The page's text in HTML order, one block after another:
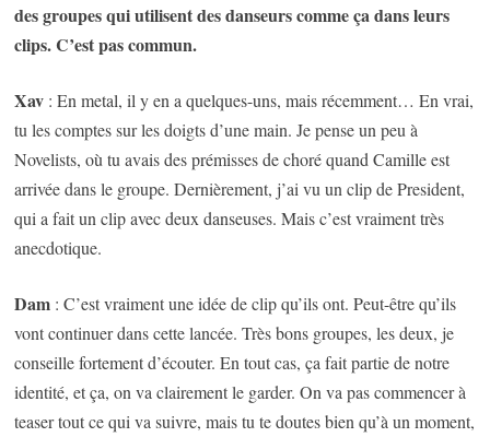
des groupes qui utilisent des danseurs comme ça dans leurs
clips. C’est pas commun.
Xav : En metal, il y en a quelques-uns, mais récemment… En vrai,
tu les comptes sur les doigts d’une main. Je pense un peu à
Novelists, où tu avais des prémisses de choré quand Camille est
arrivée dans le groupe. Dernièrement, j’ai vu un clip de President,
qui a fait un clip avec deux danseuses. Mais c’est vraiment très
anecdotique.
Dam : C’est vraiment une idée de clip qu’ils ont. Peut-être qu’ils
vont continuer dans cette lancée. Très bons groupes, les deux, je
conseille fortement d’écouter. En tout cas, ça fait partie de notre
identité, et ça, on va clairement le garder. On va pas commencer à
teaser tout ce qui va suivre, mais tu te doutes bien qu’à un moment,